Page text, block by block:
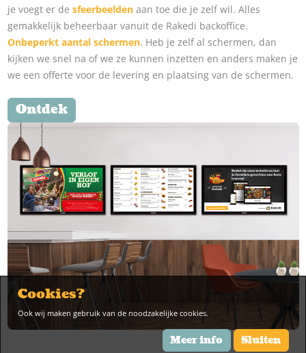
je voegt er de sfeerbeeldenaan toe die je zelf wil. Alles
gemakkelijk beheerbaar vanuit de Rakedi backoffice.
Onbeperkt aantal schermen. Heb je zelf al schermen, dan
kijken we snel na of we ze kunnen inzetten en anders maken je
we een offerte voor de levering en plaatsing van de schermen.
Ontdek
Cookies?
Ook wij maken gebruik van de noodzakelijke cookies.
Meer info Sluiten